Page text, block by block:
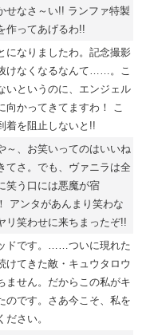
せなさ～い!! ランファ特製
作ってあげるわ!!
なりましたわ。記念撮影
けなくなるなんて……。こ
いというのに、エンジェル
向かってきてますわ！ こ
着を阻止しないと!!
～、お笑いってのはいいね
てさ。でも、ヴァニラは全
笑う口には悪魔が宿
アンタがあんまり笑わな
リ笑わせに来ちまったぞ!!
ドです。……ついに現れた
けてきた敵・キュウタロウ
ません。だからこの私がキ
のです。さあ今こそ、私を
さい。